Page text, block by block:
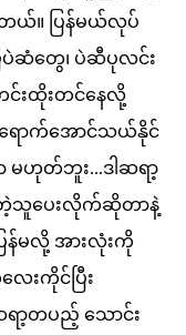
ယ်။ ပြန်မယ်လုပ်
တွေ၊ ပဲဆီပုလင်း
င်းထိုးတင်နေလို့
ရောက်အောင်သယ်နိုင်
မဟုတ်ဘူး...ဒါဆရာ့
သူပေးလိုက်ဆိုတာနဲ့
န်မလို့ အားလုံးကို
းကိုင်ပြီး
ရာ့တပည့် သောင်း